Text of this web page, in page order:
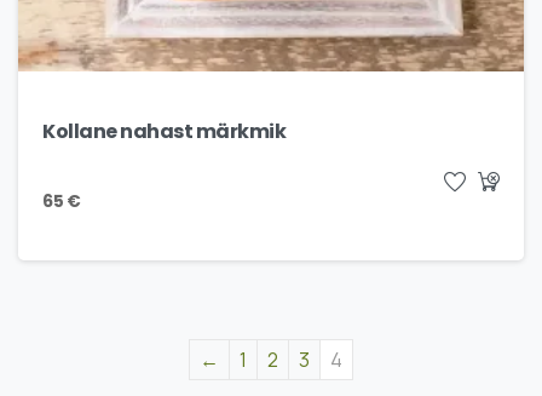
Kollane nahast märkmik
65 €
← 1 2 3 4